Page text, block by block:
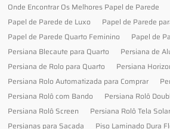
Onde Encontrar Os Melhores Papel de Parede
Papel de Parede de Luxo
Papel de Parede
Papel de Parede Quarto Feminino
Papel de
Persiana Blecaute para Quarto
Persiana de
Persiana de Rolo para Quarto
Persiana
Persiana Rolo Automatizada para Comprar
Persiana Rolô com Bando
Persiana Rolô
Persiana Rolô Screen
Persiana Rolô Tela Solar
Persianas para Sacada
Piso Laminado Dura